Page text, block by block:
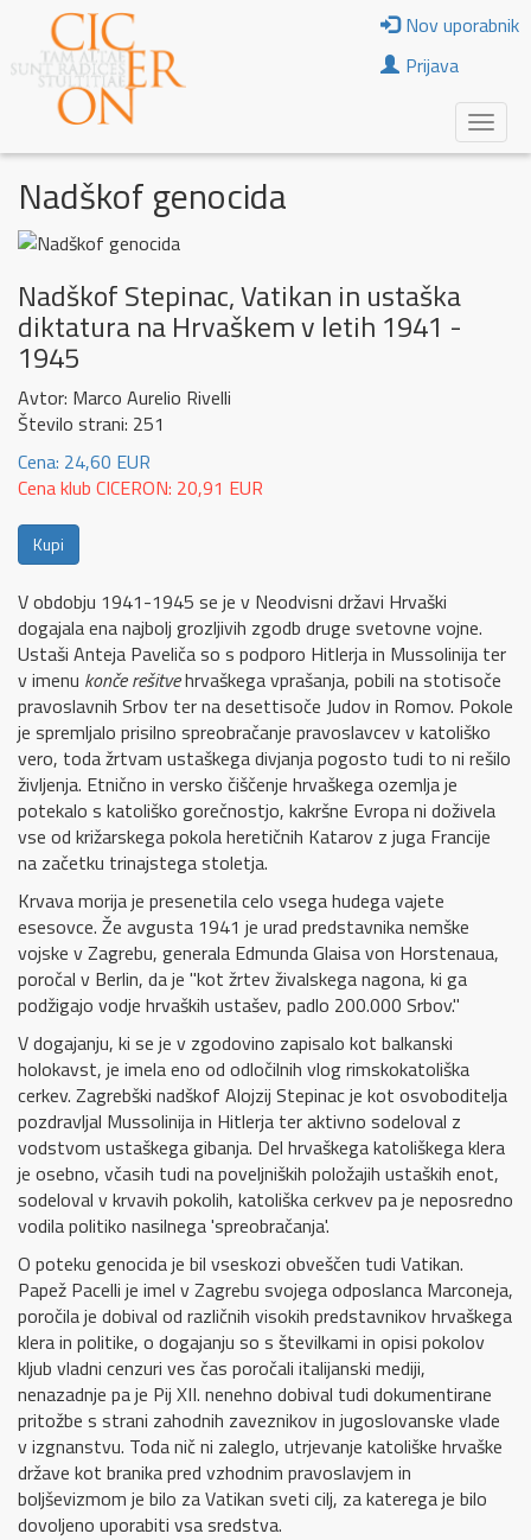
Nov uporabnik
Prijava
Nadškof genocida
Nadškof Stepinac, Vatikan in ustaška
diktatura na Hrvaškem v letih 1941 -
1945
Avtor: Marco Aurelio Rivelli
Število strani: 251
Cena: 24,60 EUR
Cena klub CICERON: 20,91 EUR
Kupi
V obdobju 1941-1945 se je v Neodvisni državi Hrvaški
dogajala ena najbolj grozljivih zgodb druge svetovne vojne.
Ustaši Anteja Paveliča so s podporo Hitlerja in Mussolinija ter
v imenu konče rešitvehrvaškega vprašanja, pobili na stotisoče
pravoslavnih Srbov ter na desettisoče Judov in Romov. Pokole
je spremljalo prisilno spreobračanje pravoslavcev v katoliško
vero, toda žrtvam ustaškega divjanja pogosto tudi to ni rešilo
življenja. Etnično in versko čiščenje hrvaškega ozemlja je
potekalo s katoliško gorečnostjo, kakršne Evropa ni doživela
vse od križarskega pokola heretičnih Katarov z juga Francije
na začetku trinajstega stoletja.
Krvava morija je presenetila celo vsega hudega vajete
esesovce. Že avgusta 1941 je urad predstavnika nemške
vojske v Zagrebu, generala Edmunda Glaisa von Horstenaua,
poročal v Berlin, da je "kot žrtev živalskega nagona, ki ga
podžigajo vodje hrvaških ustašev, padlo 200.000 Srbov."
V dogajanju, ki se je v zgodovino zapisalo kot balkanski
holokavst, je imela eno od odločilnih vlog rimskokatoliška
cerkev. Zagrebški nadškof Alojzij Stepinac je kot osvoboditelja
pozdravljal Mussolinija in Hitlerja ter aktivno sodeloval z
vodstvom ustaškega gibanja. Del hrvaškega katoliškega klera
je osebno, včasih tudi na poveljniških položajih ustaških enot,
sodeloval v krvavih pokolih, katoliška cerkvev pa je neposredno
vodila politiko nasilnega 'spreobračanja'.
O poteku genocida je bil vseskozi obveščen tudi Vatikan.
Papež Pacelli je imel v Zagrebu svojega odposlanca Marconeja,
poročila je dobival od različnih visokih predstavnikov hrvaškega
klera in politike, o dogajanju so s številkami in opisi pokolov
kljub vladni cenzuri ves čas poročali italijanski mediji,
nenazadnje pa je Pij XII. nenehno dobival tudi dokumentirane
pritožbe s strani zahodnih zaveznikov in jugoslovanske vlade
v izgnanstvu. Toda nič ni zaleglo, utrjevanje katoliške hrvaške
države kot branika pred vzhodnim pravoslavjem in
boljševizmom je bilo za Vatikan sveti cilj, za katerega je bilo
dovoljeno uporabiti vsa sredstva.